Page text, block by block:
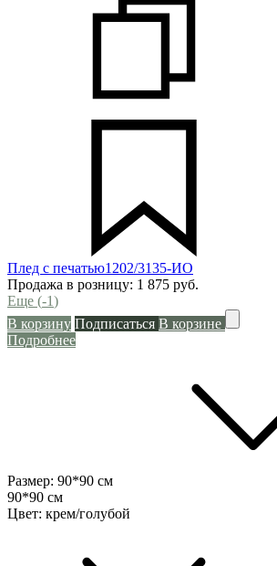
Плед с печатью1202/3135-ИО
Продажа в розницу: 1 875 руб.
Еще (-1)
В корзину Подписаться В корзине
Подробнее
Размер: 90*90 см
90*90 см
Цвет: крем/голубой